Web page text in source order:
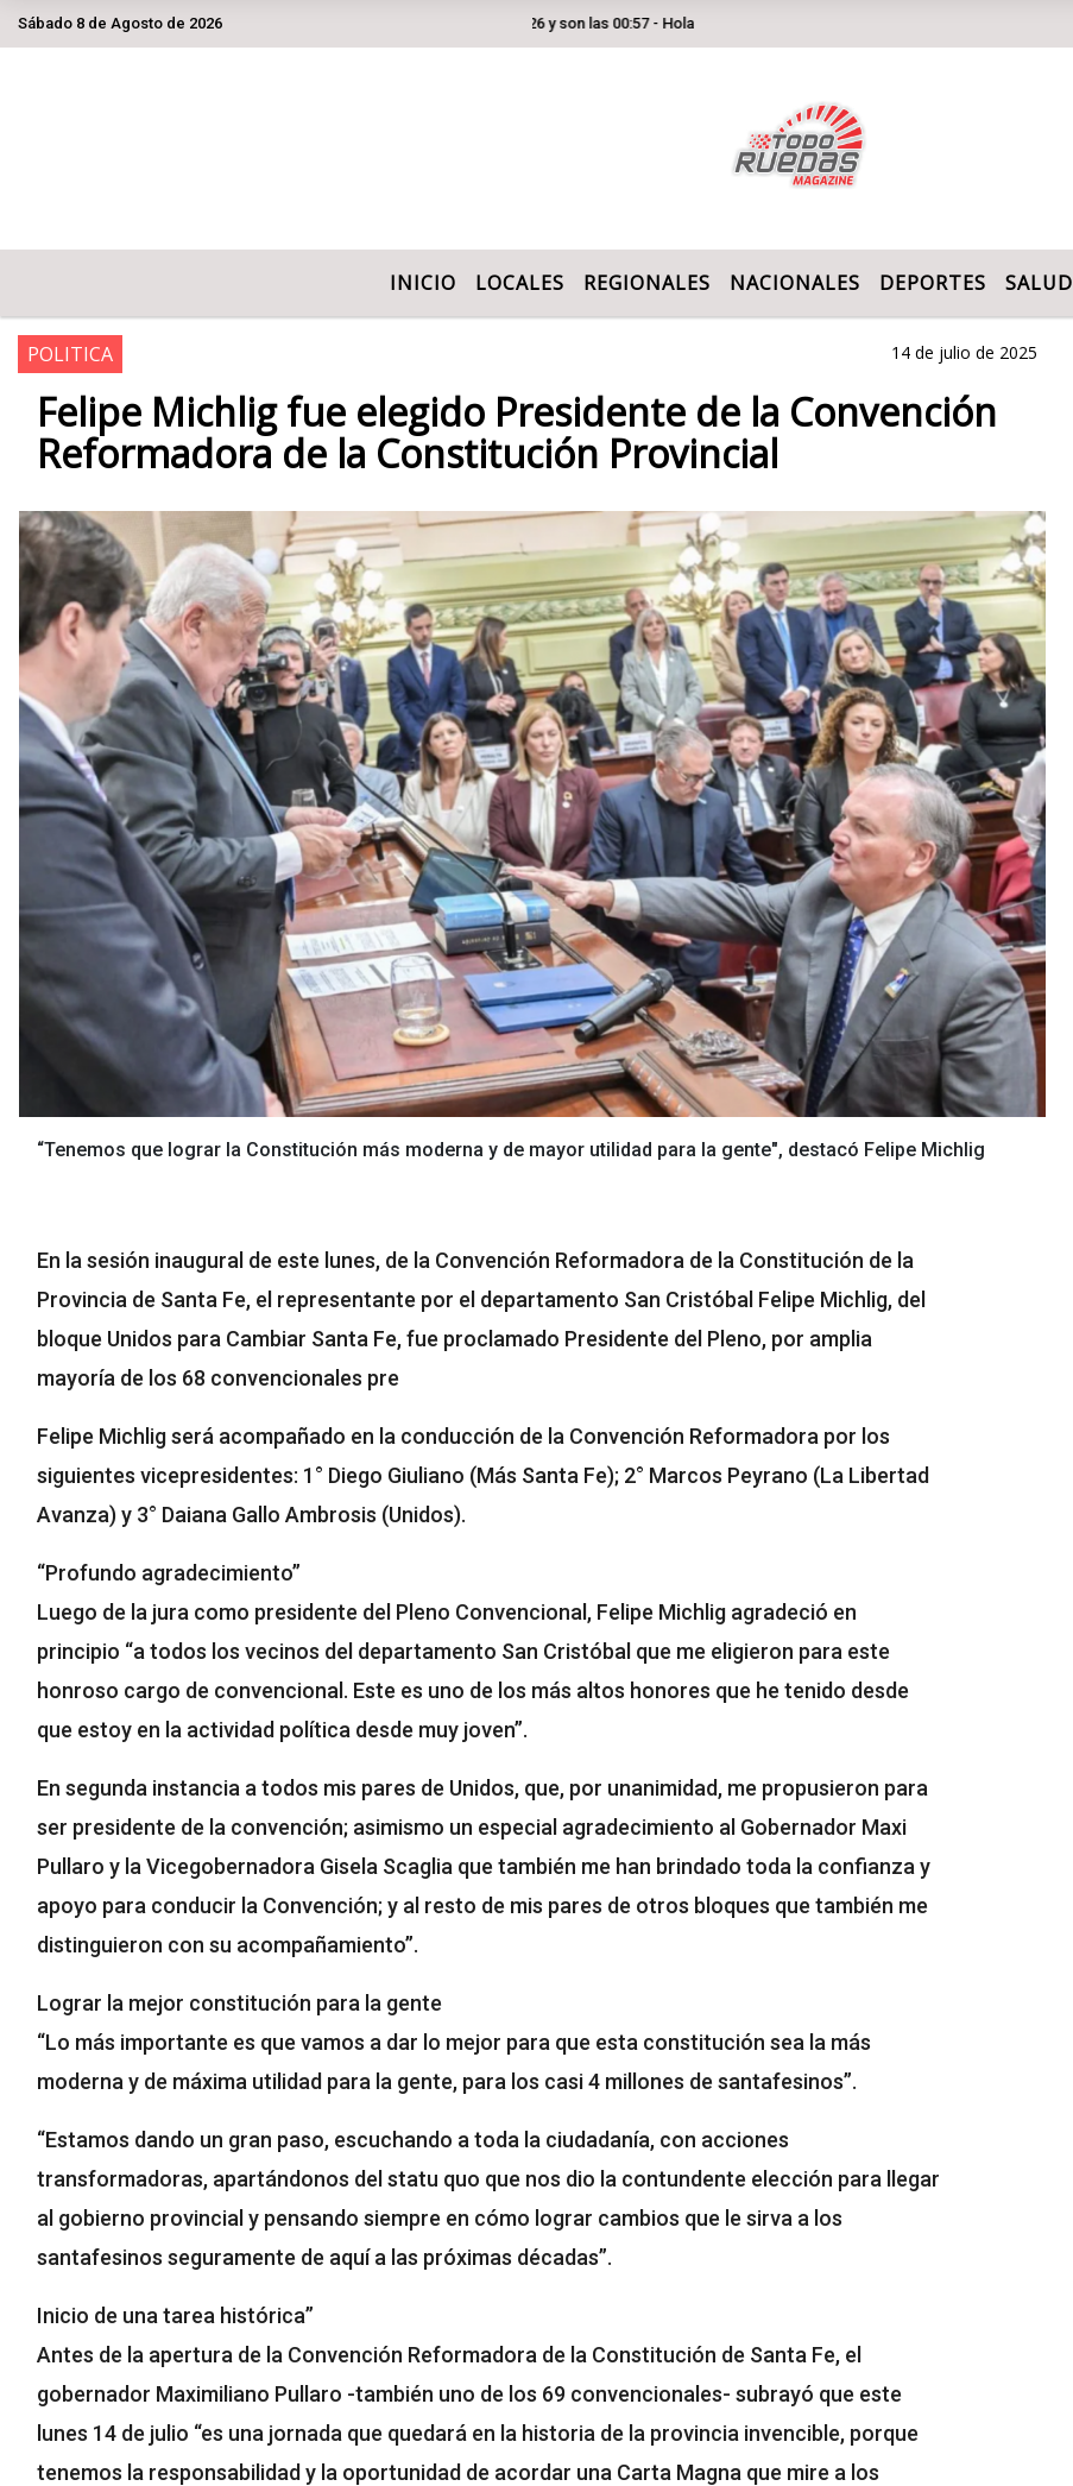
Sábado 8 de Agosto de 2026Hoy es Sábado 8 de Agosto de 2026 y son las 00:57 - Hola
INICIO LOCALES REGIONALES NACIONALES DEPORTES SALUD
POLITICA 14 de julio de 2025
Felipe Michlig fue elegido Presidente de la Convención
Reformadora de la Constitución Provincial
“Tenemos que lograr la Constitución más moderna y de mayor utilidad para la gente", destacó Felipe Michlig
En la sesión inaugural de este lunes, de la Convención Reformadora de la Constitución de la
Provincia de Santa Fe, el representante por el departamento San Cristóbal Felipe Michlig, del
bloque Unidos para Cambiar Santa Fe, fue proclamado Presidente del Pleno, por amplia
mayoría de los 68 convencionales pre
Felipe Michlig será acompañado en la conducción de la Convención Reformadora por los
siguientes vicepresidentes: 1° Diego Giuliano (Más Santa Fe); 2° Marcos Peyrano (La Libertad
Avanza) y 3° Daiana Gallo Ambrosis (Unidos).
“Profundo agradecimiento”
Luego de la jura como presidente del Pleno Convencional, Felipe Michlig agradeció en
principio “a todos los vecinos del departamento San Cristóbal que me eligieron para este
honroso cargo de convencional. Este es uno de los más altos honores que he tenido desde
que estoy en la actividad política desde muy joven”.
En segunda instancia a todos mis pares de Unidos, que, por unanimidad, me propusieron para
ser presidente de la convención; asimismo un especial agradecimiento al Gobernador Maxi
Pullaro y la Vicegobernadora Gisela Scaglia que también me han brindado toda la confianza y
apoyo para conducir la Convención; y al resto de mis pares de otros bloques que también me
distinguieron con su acompañamiento”.
Lograr la mejor constitución para la gente
“Lo más importante es que vamos a dar lo mejor para que esta constitución sea la más
moderna y de máxima utilidad para la gente, para los casi 4 millones de santafesinos”.
“Estamos dando un gran paso, escuchando a toda la ciudadanía, con acciones
transformadoras, apartándonos del statu quo que nos dio la contundente elección para llegar
al gobierno provincial y pensando siempre en cómo lograr cambios que le sirva a los
santafesinos seguramente de aquí a las próximas décadas”.
Inicio de una tarea histórica”
Antes de la apertura de la Convención Reformadora de la Constitución de Santa Fe, el
gobernador Maximiliano Pullaro -también uno de los 69 convencionales- subrayó que este
lunes 14 de julio “es una jornada que quedará en la historia de la provincia invencible, porque
tenemos la responsabilidad y la oportunidad de acordar una Carta Magna que mire a los